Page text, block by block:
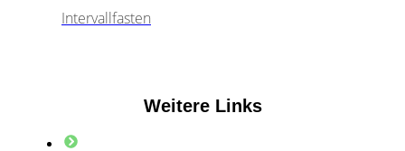
Intervallfasten
Weitere Links